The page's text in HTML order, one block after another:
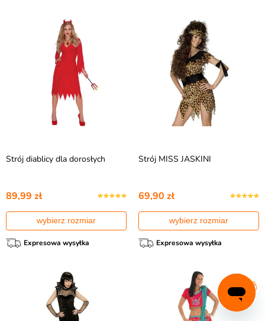
Strój diablicy dla dorosłych
89,99 zł
wybierz rozmiar
Expresowa wysyłka
Strój MISS JASKINI
69,90 zł
wybierz rozmiar
Expresowa wysyłka